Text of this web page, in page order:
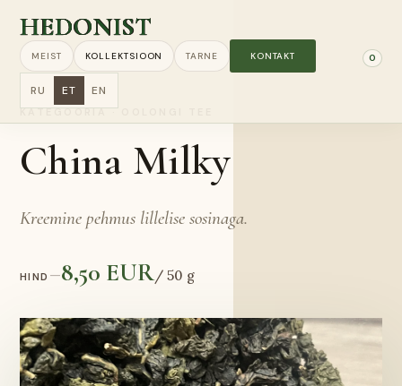
HEDONIST
MEIST KOLLEKTSIOON TARNE KONTAKT 0
RU ET EN
KATEGOORIA·
China Milky
Kreemine pehmus lillelise sosinaga.
HIND —8,50 EUR/ 50 g